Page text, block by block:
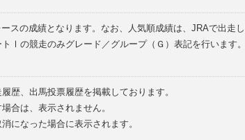
スの成績となります。なお、人気順成績は、JRAで出走
Ⅰの競走のみグレード／グループ（Ｇ）表記を行います。
歴、出馬投票履歴を掲載しております。
合は、表示されません。
になった場合に表示されます。